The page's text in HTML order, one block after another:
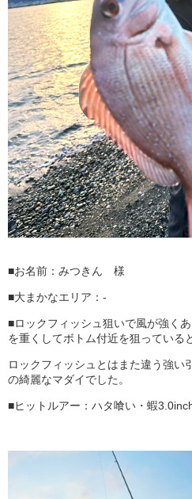
■お名前：みつきん 様
■大まかなエリア：-
■ロックフィッシュ狙いで風が強く
を重くしてボトム付近を狙っている
ロックフィッシュとはまた違う強い
の綺麗なマダイでした。
■ヒットルアー：ハタ喰い・蝦